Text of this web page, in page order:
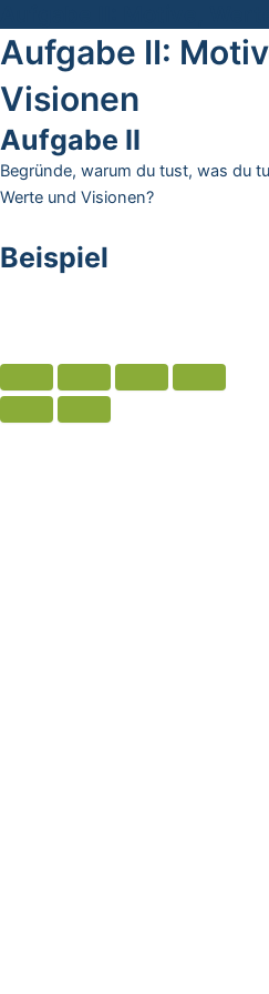
Aufgabe II:
Visionen
Aufgabe II
Begründe, warum du tust, was du
Werte und Visionen?
Beispiel